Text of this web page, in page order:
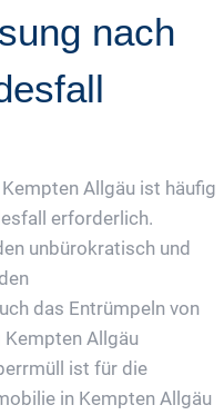
nach
Allgäu ist häufig
erforderlich.
unbürokratisch und
das Entrümpeln von
Allgäu
ist für die
in Kempten Allgäu